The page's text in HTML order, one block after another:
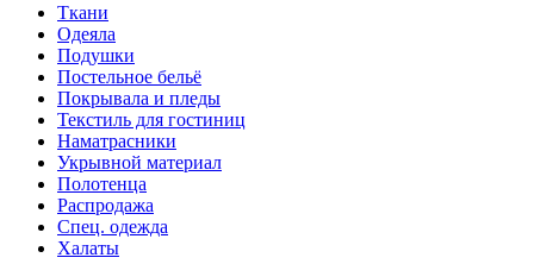
Ткани
Одеяла
Подушки
Постельное бельё
Покрывала и пледы
Текстиль для гостиниц
Наматрасники
Укрывной материал
Полотенца
Распродажа
Спец. одежда
Халаты